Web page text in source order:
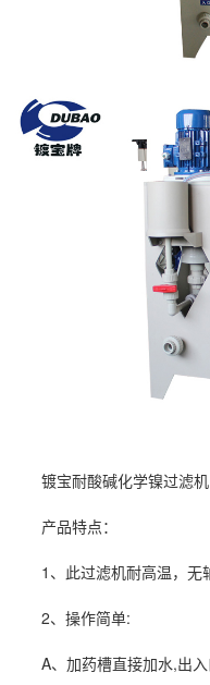
镀宝耐酸碱化学镍过滤机
产品特点：
1、此过滤机耐高温，无
2、操作简单:
A、加药槽直接加水,出入